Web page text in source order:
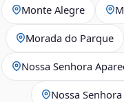
Monte Alegre
Morada do Parque
Nossa Senhora
Nossa